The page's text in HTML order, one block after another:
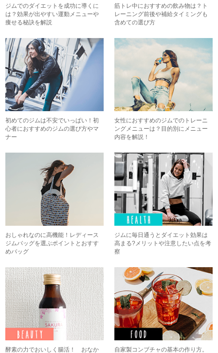
ジムでのダイエットを成功に導くに
は？効果が出やすい運動メニューや
痩せる秘訣を解説
筋トレ中におすすめの飲み物は？ト
レーニング前後や補給タイミングも
含めての選び方
初めてのジムは不安でいっぱい！初
心者におすすめのジムの選び方やマ
ナー
女性におすすめのジムでのトレーニ
ングメニューは？目的別にメニュー
内容を解説！
おしゃれなのに高機能！レディース
ジムバッグを選ぶポイントとおすす
めバッグ
ジムに毎日通うとダイエット効果は
高まる?メリットや注意したい点を考
察
酵素の力でおいしく腸活！ おなか
自家製コンブチャの基本の作り方。